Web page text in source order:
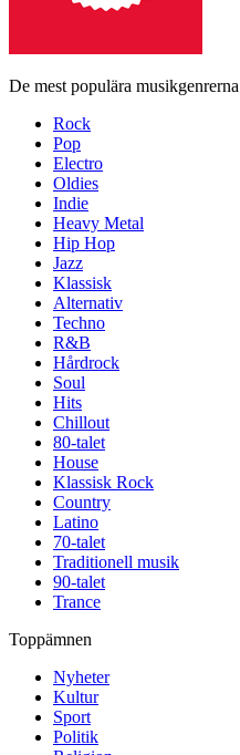
De mest populära musikgenrerna
Rock
Pop
Electro
Oldies
Indie
Heavy Metal
Hip Hop
Jazz
Klassisk
Alternativ
Techno
R&B
Hårdrock
Soul
Hits
Chillout
80-talet
House
Klassisk Rock
Country
Latino
70-talet
Traditionell musik
90-talet
Trance
Toppämnen
Nyheter
Kultur
Sport
Politik